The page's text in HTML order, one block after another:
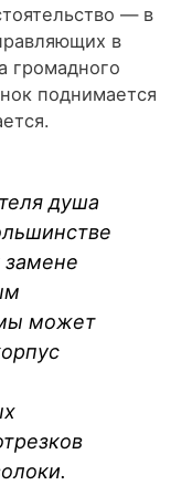
— в
в
громадного
поднимается
душа
замене
может